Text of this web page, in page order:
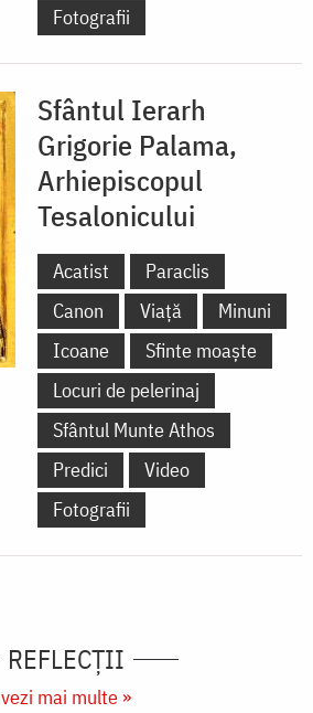
Fotografii
Sfântul Ierarh
Grigorie Palama,
Arhiepiscopul
Tesalonicului
Acatist
Paraclis
Canon
Viață
Minuni
Icoane
Sfinte moaște
Locuri de pelerinaj
Sfântul Munte Athos
Predici
Video
Fotografii
REFLECȚII
vezi mai multe »